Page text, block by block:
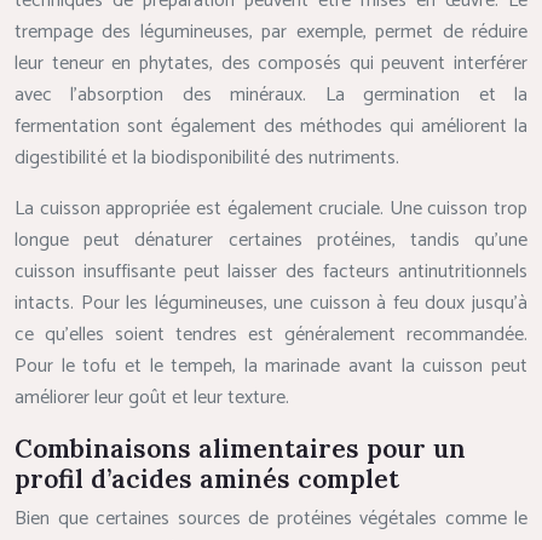
trempage des légumineuses, par exemple, permet de réduire
leur teneur en phytates, des composés qui peuvent interférer
avec l’absorption des minéraux. La germination et la
fermentation sont également des méthodes qui améliorent la
digestibilité et la biodisponibilité des nutriments.
La cuisson appropriée est également cruciale. Une cuisson trop
longue peut dénaturer certaines protéines, tandis qu’une
cuisson insuffisante peut laisser des facteurs antinutritionnels
intacts. Pour les légumineuses, une cuisson à feu doux jusqu’à
ce qu’elles soient tendres est généralement recommandée.
Pour le tofu et le tempeh, la marinade avant la cuisson peut
améliorer leur goût et leur texture.
Combinaisons alimentaires pour un
profil d’acides aminés complet
Bien que certaines sources de protéines végétales comme le